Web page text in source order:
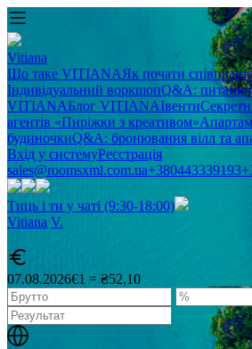
Vitiana
Що таке VITIANAЯк почати
Індивідуальний воркшопQ&A: питання
VITIANAБлог VITIANAІвенти
агентів «Пиріжки з креативом»
будиночкиQ&A: бронювання вілл та
Вхід у системуРеєстрація
sales@roomsxml.com.ua+380443339193
Тиць і ти у чаті (9:30-18:00)
Vitiana V.
07.08.2026€1 = ₴52,10